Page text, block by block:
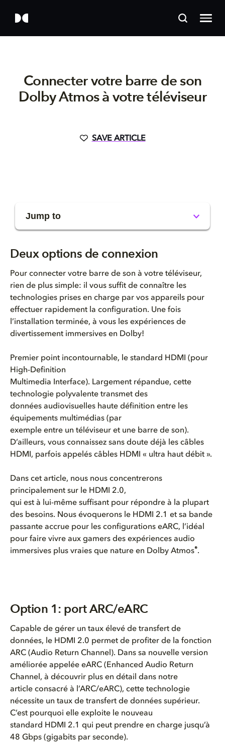
Connecter votre barre de son
Dolby Atmos à votre téléviseur
SAVE ARTICLE
Jump to
Connecter votre barre de son e...
Option 2: passthrough HDMI
Connecter votre barre de son e...
Connecter plusieurs appareils ...
Précautions à prendre avec le ...
Comment trouver des contenus e...
Deux options de connexion
Pour connecter votre barre de son à votre téléviseur,
rien de plus simple: il vous suffit de connaître les
technologies prises en charge par vos appareils pour
effectuer rapidement la configuration. Une fois
l’installation terminée, à vous les expériences de
divertissement immersives en Dolby!
Premier point incontournable, le standard HDMI (pour
High-Definition
Multimedia Interface). Largement répandue, cette
technologie polyvalente transmet des
données audiovisuelles haute définition entre les
équipements multimédias (par
exemple entre un téléviseur et une barre de son).
D’ailleurs, vous connaissez sans doute déjà les câbles
HDMI, parfois appelés câbles HDMI « ultra haut débit ».
Dans cet article, nous nous concentrerons
principalement sur le HDMI 2.0,
qui est à lui-même suffisant pour répondre à la plupart
des besoins. Nous évoquerons le HDMI 2.1 et sa bande
passante accrue pour les configurations eARC, l’idéal
pour faire vivre aux gamers des expériences audio
immersives plus vraies que nature en Dolby Atmos®.
Option 1: port ARC/eARC
Capable de gérer un taux élevé de transfert de
données, le HDMI 2.0 permet de profiter de la fonction
ARC (Audio Return Channel). Dans sa nouvelle version
améliorée appelée eARC (Enhanced Audio Return
Channel, à découvrir plus en détail dans notre
article consacré à l’ARC/eARC), cette technologie
nécessite un taux de transfert de données supérieur.
C’est pourquoi elle exploite le nouveau
standard HDMI 2.1 qui peut prendre en charge jusqu’à
48 Gbps (gigabits par seconde).